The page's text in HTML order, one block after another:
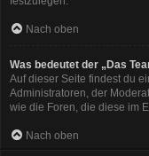
Nach oben
Was bedeutet der „Das
Auf dieser Seite findest du
Administratoren, der
wie die Foren, die diese im
Nach oben